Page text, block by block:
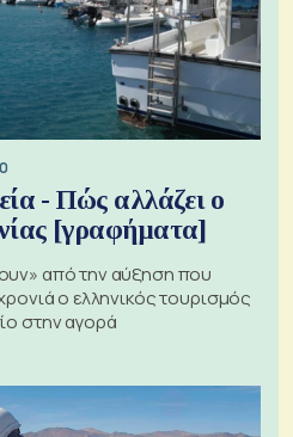
- Πώς αλλάζει ο
[γραφήματα]
από την αύξηση που
ο ελληνικός τουρισμός
στην αγορά